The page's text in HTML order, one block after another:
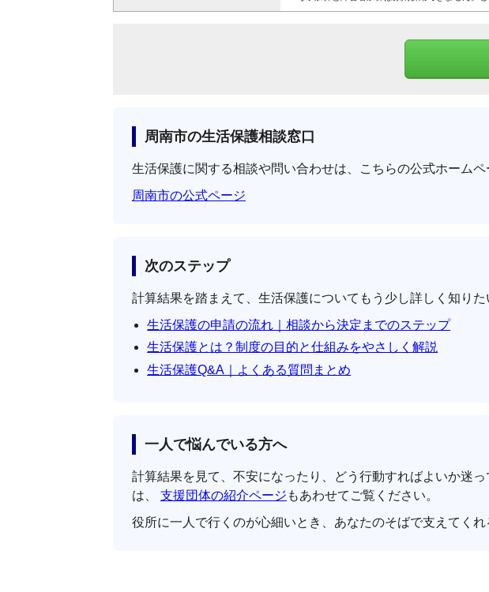
周南市の生活保護相談窓口
生活保護に関する相談や問い合わせは、こちらの公式ホームペ
周南市の公式ページ
次のステップ
計算結果を踏まえて、生活保護についてもう少し詳しく知り
生活保護の申請の流れ｜相談から決定までのステップ
生活保護とは？制度の目的と仕組みをやさしく解説
生活保護Q&A｜よくある質問まとめ
一人で悩んでいる方へ
計算結果を見て、不安になったり、どう行動すればよいか迷
は、 支援団体の紹介ページ もあわせてご覧ください。
役所に一人で行くのが心細いとき、あなたのそばで支えてくれ